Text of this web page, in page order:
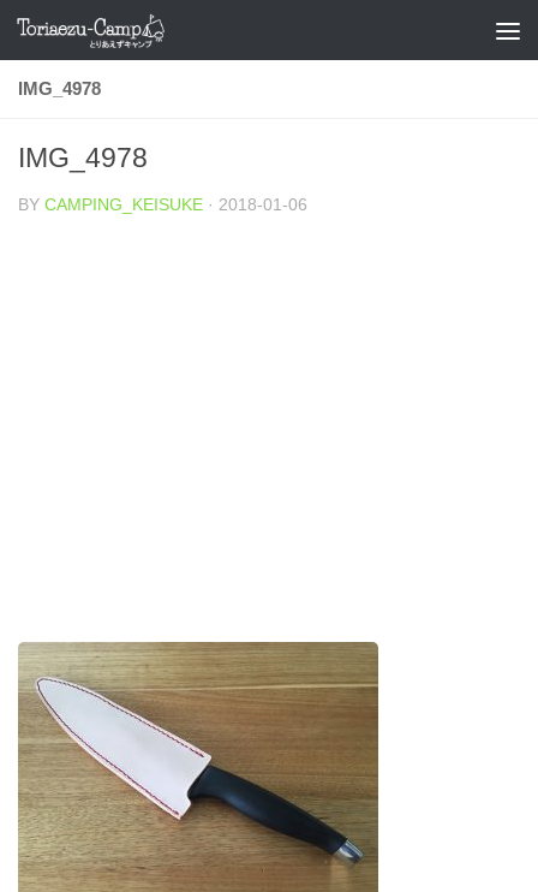
コンテンツへスキップ
IMG_4978
IMG_4978
BY CAMPING_KEISUKE · 2018-01-06